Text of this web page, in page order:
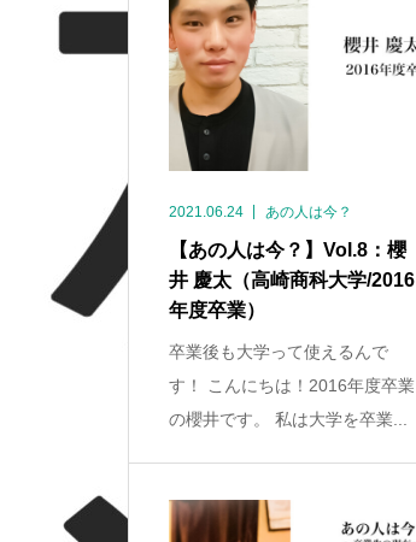
2021.06.24 あの人は今？
【あの人は今？】Vol.8：櫻
井 慶太（高崎商科大学/2016
年度卒業）
卒業後も大学って使えるんで
す！ こんにちは！2016年度卒業
の櫻井です。 私は大学を卒業...